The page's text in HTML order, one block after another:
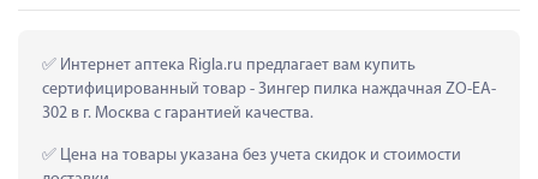
Интернет аптека Rigla.ru предлагает вам купить
сертифицированный товар - Зингер пилка наждачная ZO-EA-
302 в г. Москва с гарантией качества.
Цена на товары указана без учета скидок и стоимости